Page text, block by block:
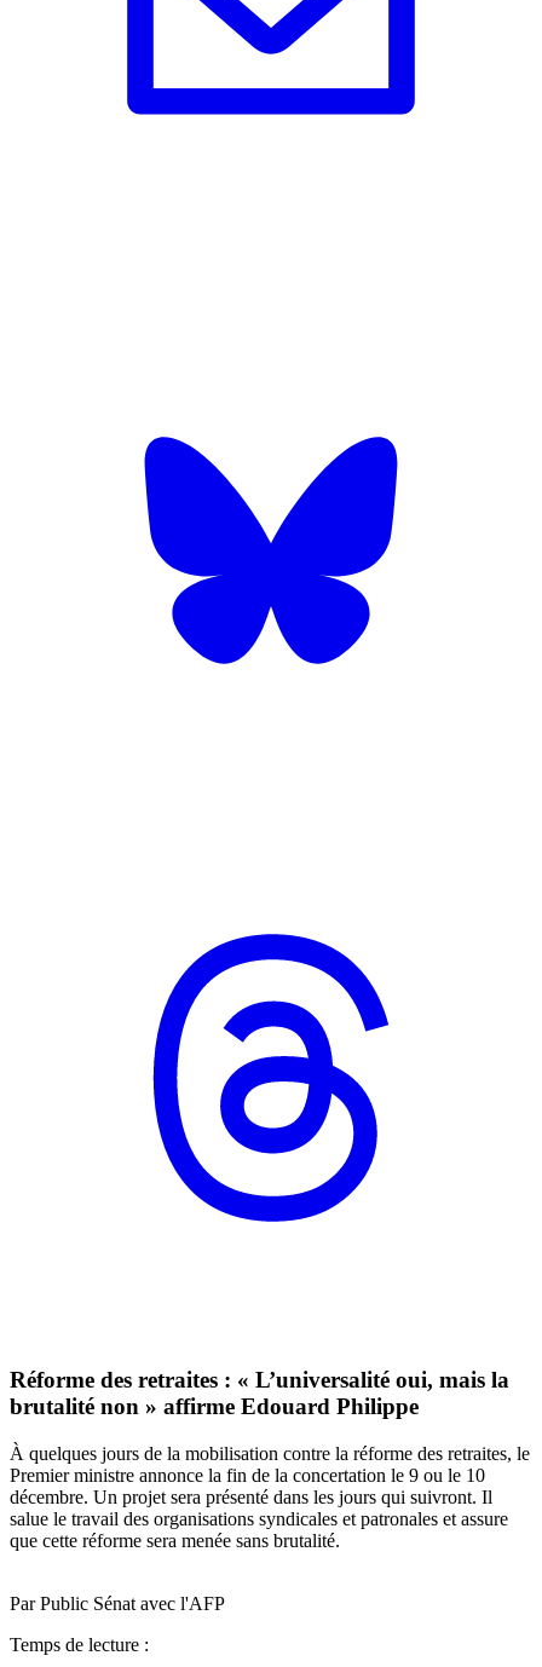
Réforme des retraites : « L’universalité oui, mais la
brutalité non » affirme Edouard Philippe
À quelques jours de la mobilisation contre la réforme des retraites, le
Premier ministre annonce la fin de la concertation le 9 ou le 10
décembre. Un projet sera présenté dans les jours qui suivront. Il
salue le travail des organisations syndicales et patronales et assure
que cette réforme sera menée sans brutalité.
Par Public Sénat avec l'AFP
Temps de lecture :